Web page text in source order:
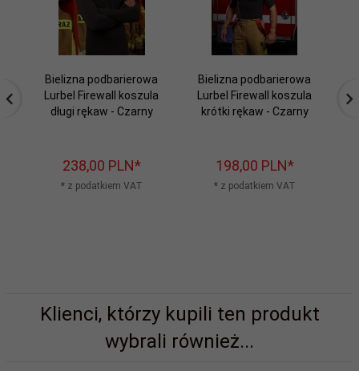
Bielizna podbarierowa
Lurbel Firewall koszula
długi rękaw - Czarny
238,00 PLN*
* z podatkiem VAT
Bielizna podbarierowa
Lurbel Firewall koszula
krótki rękaw - Czarny
198,00 PLN*
* z podatkiem VAT
Klienci, którzy kupili ten produkt
wybrali również...